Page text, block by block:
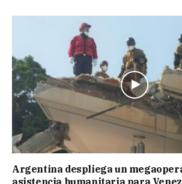
Argentina despliega un